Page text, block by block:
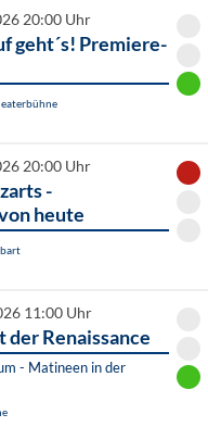
20:00 Uhr
geht´s! Premiere-
20:00 Uhr
-
heute
11:00 Uhr
der Renaissance
- Matineen in der